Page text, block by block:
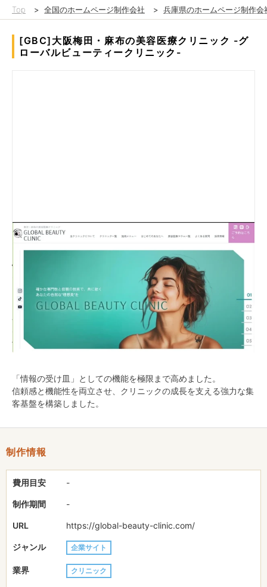
Top > 全国のホームページ制作会社 > 兵庫県のホームページ制作会
[GBC]大阪梅田・麻布の美容医療クリニック -グ
ローバルビューティークリニック-
ヒアリングから戦略立案、設計、公開まで一貫してプロデュー
ス。
情報が複雑に混在し、ユーザーが必要な情報に辿り着きにくかっ
た旧サイトを、独自の設計手法「ACTSITE」を用いて全面リニュ
ーアルしました。
膨大な施術情報や症例を整理し、ユーザーが迷わず目的の情報を
見つけられる直感的なUI/UXを設計。行動心理学に基づき、初診
への不安を払拭しつつ、コンバージョンへと繋げる導線を構築し
ました。
「情報の受け皿」としての機能を極限まで高めました。
信頼感と機能性を両立させ、クリニックの成長を支える強力な集
客基盤を構築しました。
制作情報
費用目安 -
制作期間 -
URL https://global-beauty-clinic.com/
ジャンル 企業サイト
業界 クリニック